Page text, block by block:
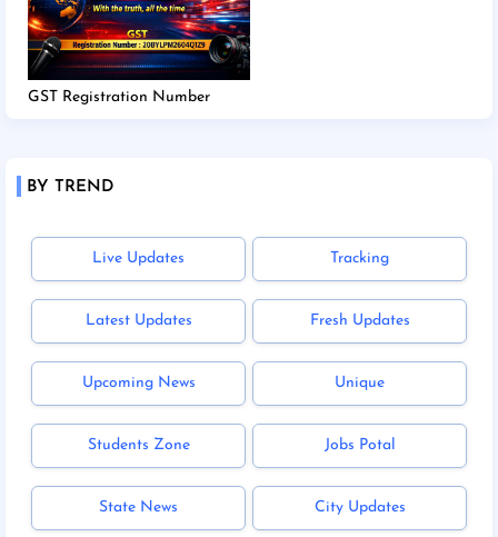
GST Registration Number
BY TREND
Live Updates Tracking
Latest Updates Fresh Updates
Upcoming News Unique
Students Zone Jobs Potal
State News City Updates